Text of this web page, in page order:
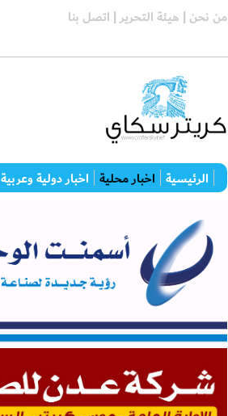
من نحن | هيئة التحرير | اتصل بنا
الرئيسية اخبار محلية اخبار دولية وعربية